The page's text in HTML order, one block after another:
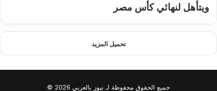
ويتأهل لنهائي كأس مصر
تحميل المزيد
جميع الحقوق محفوظة لـ نيوز بالعربي 2026 ©